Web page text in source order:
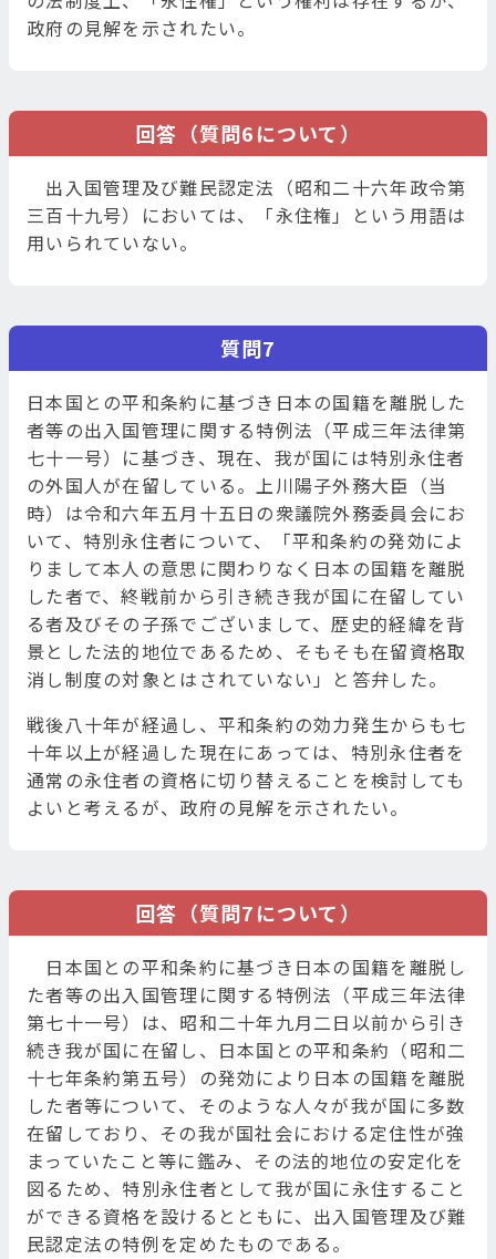
政府の見解を示されたい。
回答（質問6について）
出入国管理及び難民認定法（昭和二十六年政令第
三百十九号）においては、「永住権」という用語は
用いられていない。
質問7
日本国との平和条約に基づき日本の国籍を離脱した
者等の出入国管理に関する特例法（平成三年法律第
七十一号）に基づき、現在、我が国には特別永住者
の外国人が在留している。上川陽子外務大臣（当
時）は令和六年五月十五日の衆議院外務委員会にお
いて、特別永住者について、「平和条約の発効によ
りまして本人の意思に関わりなく日本の国籍を離脱
した者で、終戦前から引き続き我が国に在留してい
る者及びその子孫でございまして、歴史的経緯を背
景とした法的地位であるため、そもそも在留資格取
消し制度の対象とはされていない」と答弁した。
戦後八十年が経過し、平和条約の効力発生からも七
十年以上が経過した現在にあっては、特別永住者を
通常の永住者の資格に切り替えることを検討しても
よいと考えるが、政府の見解を示されたい。
回答（質問7について）
日本国との平和条約に基づき日本の国籍を離脱し
た者等の出入国管理に関する特例法（平成三年法律
第七十一号）は、昭和二十年九月二日以前から引き
続き我が国に在留し、日本国との平和条約（昭和二
十七年条約第五号）の発効により日本の国籍を離脱
した者等について、そのような人々が我が国に多数
在留しており、その我が国社会における定住性が強
まっていたこと等に鑑み、その法的地位の安定化を
図るため、特別永住者として我が国に永住すること
ができる資格を設けるとともに、出入国管理及び難
民認定法の特例を定めたものである。